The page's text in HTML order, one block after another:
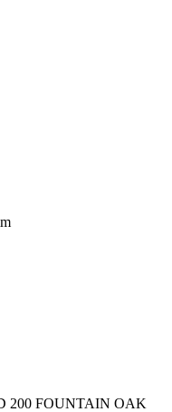
200 FOUNTAIN OAK